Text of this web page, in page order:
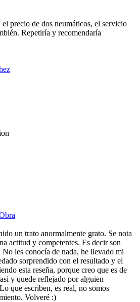
precio de dos neumáticos, el servicio
Repetiría y recomendaría
un trato anormalmente grato. Se nota
actitud y competentes. Es decir son
les conocía de nada, he llevado mi
sorprendido con el resultado y el
esta reseña, porque creo que es de
y quede reflejado por alguien
que escriben, es real, no somos
Volveré :)